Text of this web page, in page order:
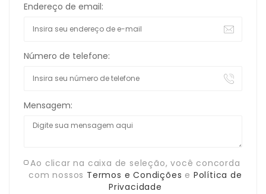
Endereço de email:
Número de telefone:
Mensagem:
Ao clicar na caixa de seleção, você concorda
com nossos Termos e Condições e Política de
Privacidade